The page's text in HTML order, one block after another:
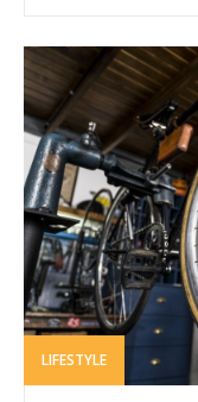
LIFESTYLE